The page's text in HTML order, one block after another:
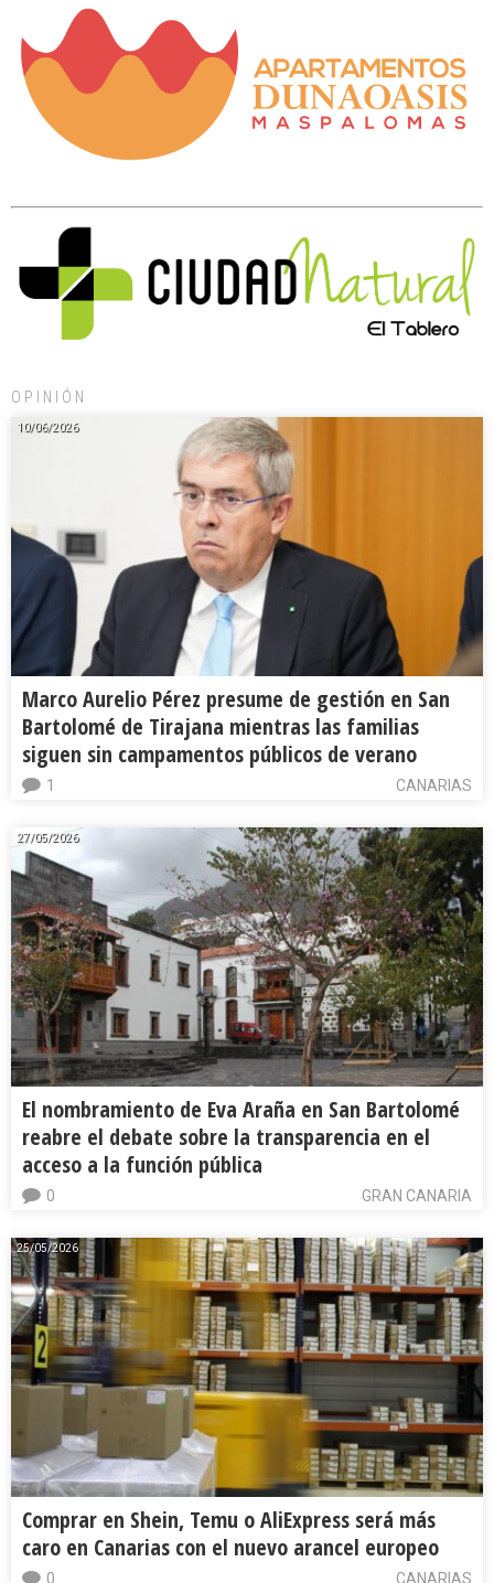
OPINIÓN
10/06/2026
Marco Aurelio Pérez presume de gestión en San
Bartolomé de Tirajana mientras las familias
siguen sin campamentos públicos de verano
CANARIAS
1
27/05/2026
El nombramiento de Eva Araña en San Bartolomé
reabre el debate sobre la transparencia en el
acceso a la función pública
GRAN CANARIA
0
25/05/2026
Comprar en Shein, Temu o AliExpress será más
caro en Canarias con el nuevo arancel europeo
CANARIAS
0